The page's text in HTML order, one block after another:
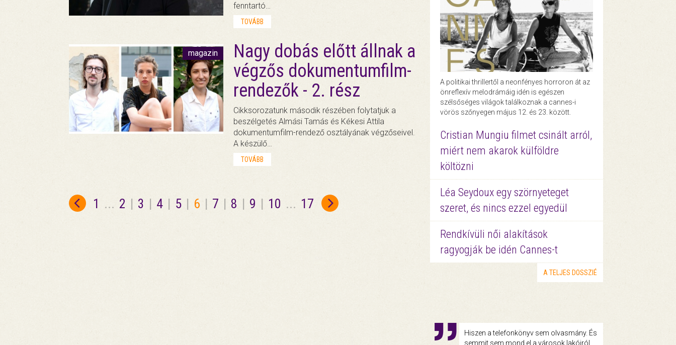
fenntartó…
TOVÁBB
magazin
Nagy dobás előtt állnak a
végzős dokumentumfilm-
rendezők - 2. rész
Cikksorozatunk második részében folytatjuk a
beszélgetés Almási Tamás és Kékesi Attila
dokumentumfilm-rendező osztályának végzőseivel.
A készülő…
TOVÁBB
1 ... 2 | 3 | 4 | 5 | 6 | 7 | 8 | 9 | 10 ... 17
A politikai thrillertől a neonfényes horroron át az
önreflexív melodrámáig idén is egészen
szélsőséges világok találkoznak a cannes-i
vörös szőnyegen május 12. és 23. között.
Cristian Mungiu filmet csinált arról,
miért nem akarok külföldre
költözni
Léa Seydoux egy szörnyeteget
szeret, és nincs ezzel egyedül
Rendkívüli női alakítások
ragyogják be idén Cannes-t
A TELJES DOSSZIÉ
Hiszen a telefonkönyv sem olvasmány. És
semmit sem mond el a városok lakóiról.